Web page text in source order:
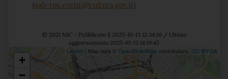
(sab-tos.eventi@cultura.gov.it)
© 2021 MiC - Pubblicato il 2025-10-13 12:34:10 / Ultimo
aggiornamento 2025-10-13 14:19:45
Posizione
+
−
Leaflet | Map data © OpenStreetMapcontributors, CC-BY-SA